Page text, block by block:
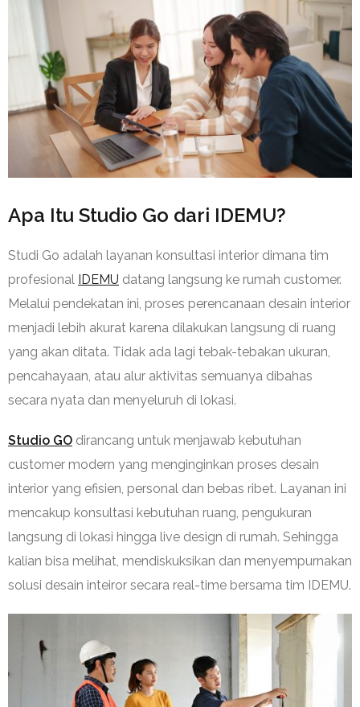
Apa Itu Studio Go dari IDEMU?
Studi Go adalah layanan konsultasi interior dimana tim
profesional IDEMU datang langsung ke rumah customer.
Melalui pendekatan ini, proses perencanaan desain interior
menjadi lebih akurat karena dilakukan langsung di ruang
yang akan ditata. Tidak ada lagi tebak-tebakan ukuran,
pencahayaan, atau alur aktivitas semuanya dibahas
secara nyata dan menyeluruh di lokasi.
Studio GO dirancang untuk menjawab kebutuhan
customer modern yang menginginkan proses desain
interior yang efisien, personal dan bebas ribet. Layanan ini
mencakup konsultasi kebutuhan ruang, pengukuran
langsung di lokasi hingga live design di rumah. Sehingga
kalian bisa melihat, mendiskuksikan dan menyempurnakan
solusi desain inteiror secara real-time bersama tim IDEMU.